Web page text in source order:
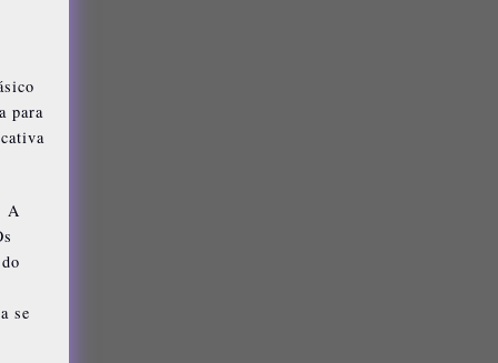
para
A
se